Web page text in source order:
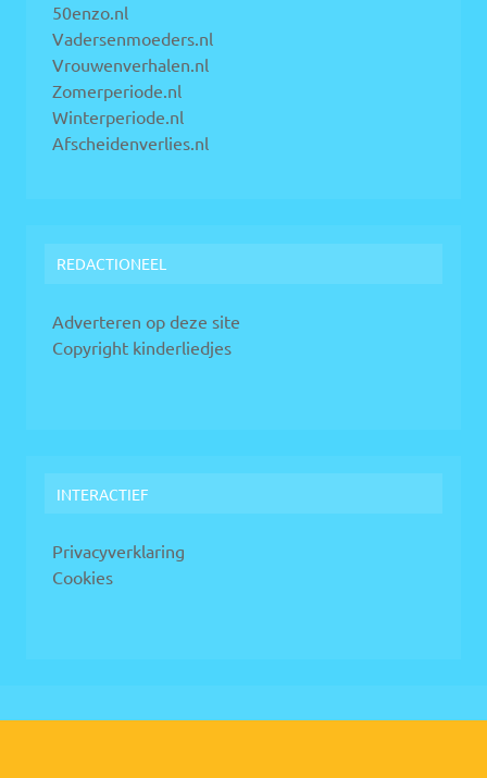
50enzo.nl
Vadersenmoeders.nl
Vrouwenverhalen.nl
Zomerperiode.nl
Winterperiode.nl
Afscheidenverlies.nl
REDACTIONEEL
Adverteren op deze site
Copyright kinderliedjes
INTERACTIEF
Privacyverklaring
Cookies